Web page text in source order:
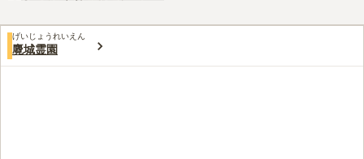
げいじょうれいえん
麑城霊園